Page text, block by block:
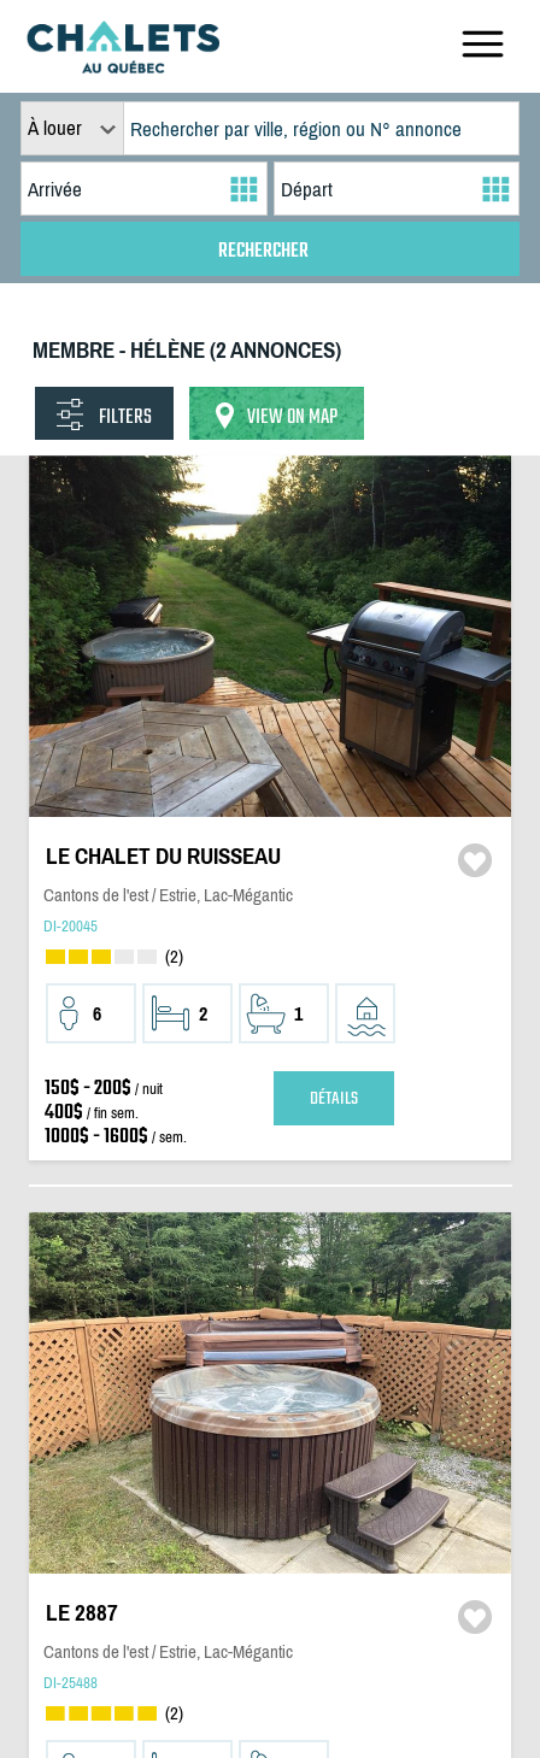
À louer
MEMBRE - HÉLÈNE (2 ANNONCES)
FILTERS VIEW ON MAP
LE CHALET DU RUISSEAU
Cantons de l'est / Estrie, Lac-Mégantic
DI-20045
(2)
6 2 1
150$ - 200$ / nuit
400$ / fin sem.
1000$ - 1600$ / sem.
DÉTAILS
LE 2887
Cantons de l'est / Estrie, Lac-Mégantic
DI-25488
(2)